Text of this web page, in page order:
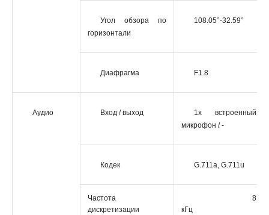
Угол обзора по
горизонтали
108.05°-32.59°
Диафрагма F1.8
Аудио Вход / выход
1x встроенный
микрофон / -
Кодек G.711a, G.711u
Частота
дискретизации
8
кГц